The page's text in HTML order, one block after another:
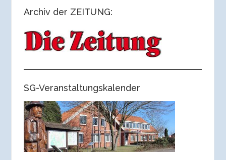
Archiv der ZEITUNG:
SG-Veranstaltungskalender